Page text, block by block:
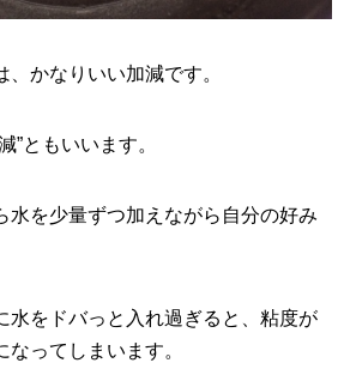
かなりいい加減です。
”ともいいます。
水を少量ずつ加えながら自分の好み
水をドバっと入れ過ぎると、粘度が
ってしまいます。